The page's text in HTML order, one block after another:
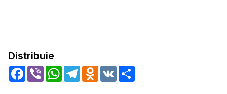
Distribuie
Facebook
Viber WhatsApp
TelegramOdnoklassniki
VK